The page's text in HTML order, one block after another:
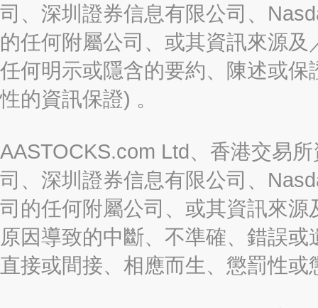
司、深圳證券信息有限公司、
的任何附屬公司、或其資訊來源
任何明示或隱含的要約、陳述或
性的資訊保證) 。
AASTOCKS.com Ltd、香港交易
司、深圳證券信息有限公司、
司的任何附屬公司、或其資訊來
原因導致的中斷、不準確、錯誤
直接或間接、相應而生、懲罰性